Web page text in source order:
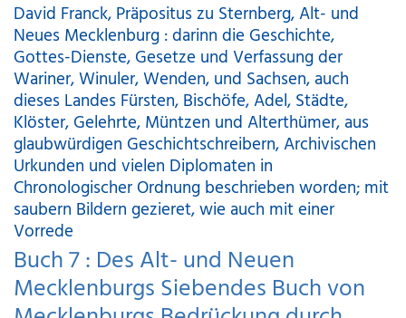
David Franck, Präpositus zu Sternberg, Alt- und
Neues Mecklenburg : darinn die Geschichte,
Gottes-Dienste, Gesetze und Verfassung der
Wariner, Winuler, Wenden, und Sachsen, auch
dieses Landes Fürsten, Bischöfe, Adel, Städte,
Klöster, Gelehrte, Müntzen und Alterthümer, aus
glaubwürdigen Geschichtschreibern, Archivischen
Urkunden und vielen Diplomaten in
Chronologischer Ordnung beschrieben worden; mit
saubern Bildern gezieret, wie auch mit einer
Vorrede
Buch 7 : Des Alt- und Neuen
Mecklenburgs Siebendes Buch von